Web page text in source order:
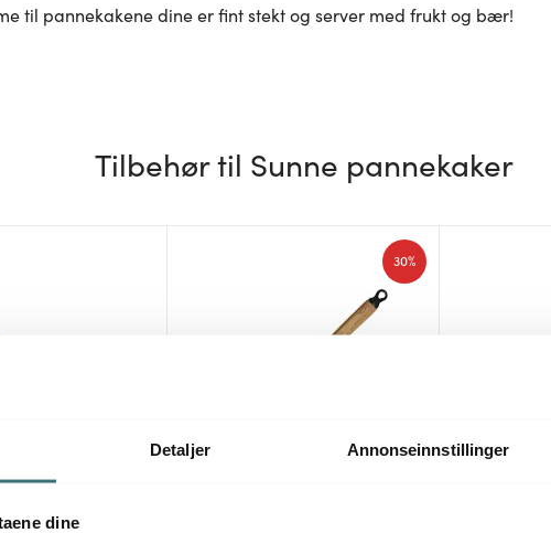
Detaljer Annonseinnstillinger
dine
til pannekakene dine er fint stekt og server med frukt og bær!
Tilbehør til Sunne pannekaker
30%